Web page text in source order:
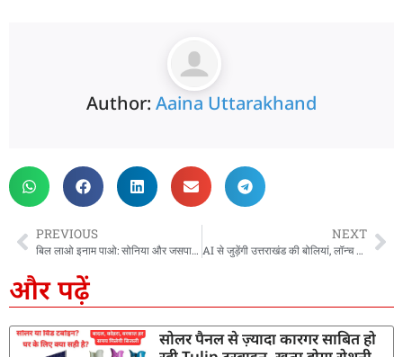
Author: Aaina Uttarakhand
PREVIOUS
बिल लाओ इनाम पाओ: सोनिया और जसपाल ने जीती कार, सीएम ने निकाले मेगा लकी ड्रॉ
NEXT
AI से जुड़ेंगी उत्तराखंड की बोलियां, लॉन्च हुआ भाषा डेटा कलेक्शन पोर्टल, सीएम ने किया शुभारंभ
और पढ़ें
सोलर पैनल से ज़्यादा कारगर साबित हो